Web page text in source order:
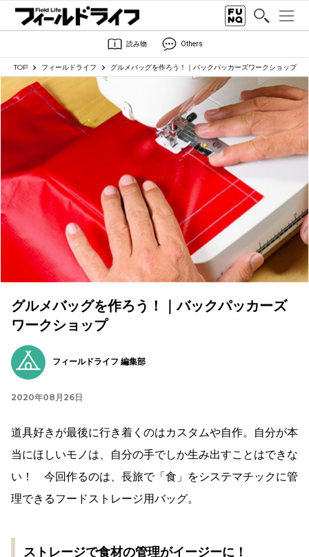
読み物 Others
TOP フィールドライフ グルメバッグを作ろう！｜バックパッカーズワークショップ
グルメバッグを作ろう！｜バックパッカーズ
ワークショップ
フィールドライフ 編集部
2020年08月26日
道具好きが最後に行き着くのはカスタムや自作。自分が本
当にほしいモノは、自分の手でしか生み出すことはできな
い！ 今回作るのは、長旅で「食」をシステマチックに管
理できるフードストレージ用バッグ。
ストレージで食材の管理がイージーに！